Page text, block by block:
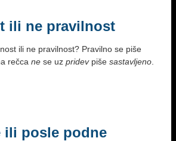
ili ne pravilnost
ili ne pravilnost? Pravilno se piše
rečca ne se uz pridevpiše sastavljeno
ili posle podne